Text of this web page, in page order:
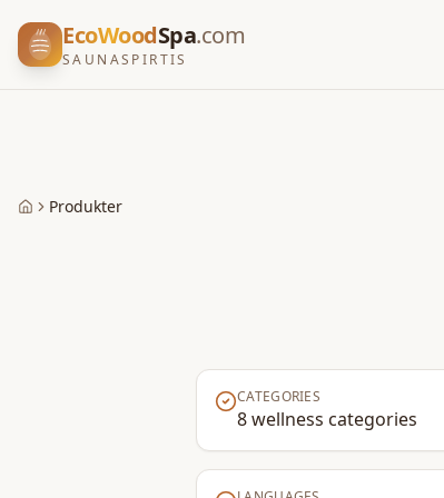
EcoWoodSpa.com
SAUNASPIRTIS
HomeProdukter
CATEGORIES
8 wellness categories